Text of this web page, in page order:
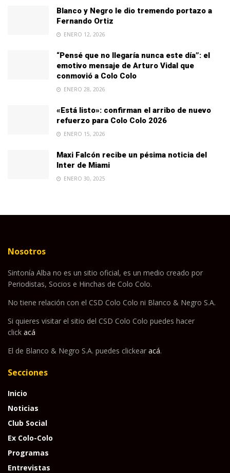
Blanco y Negro le dio tremendo portazo a
Fernando Ortiz
ENERO 12, 2026
“Pensé que no llegaría nunca este día”: el
emotivo mensaje de Arturo Vidal que
conmovió a Colo Colo
ENERO 28, 2026
«Está listo»: confirman el arribo de nuevo
refuerzo para Colo Colo 2026
ENERO 15, 2026
Maxi Falcón recibe un pésima noticia del
Inter de Miami
ENERO 30, 2025
Nosotros
Sintonía Alba no es un sitio oficial, es un medio creado por
Periodistas, Socios e Hinchas de Colo Colo.
No tiene relación con el CSD Colo Colo ni Blanco & Negro S.A.
Si quieres visitar el sitio del CSD Colo Colo puedes hacer
click acá
El de Blanco & Negro S.A. puedes clickear acá.
Secciones
Inicio
Noticias
Club Social
Ex Colo-Colo
Programas
Entrevistas